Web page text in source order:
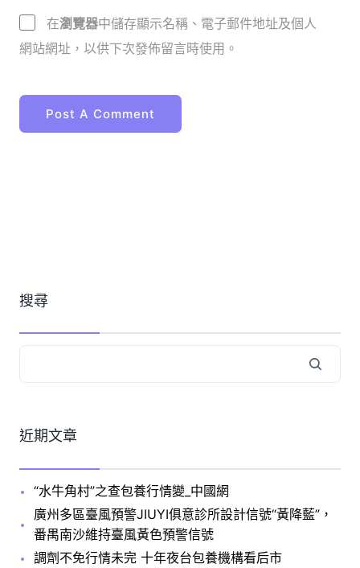
在瀏覽器中儲存顯示名稱、電子郵件地址及個人
網站網址，以供下次發佈留言時使用。
搜尋
近期文章
“水牛角村”之查包養行情變_中國網
廣州多區臺風預警JIUYI俱意診所設計信號“黃降藍”，
番禺南沙維持臺風黃色預警信號
調劑不免行情未完 十年夜台包養機構看后市